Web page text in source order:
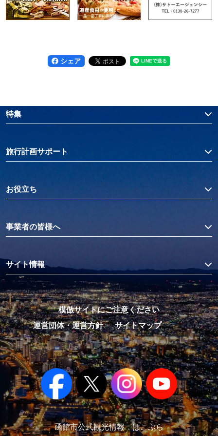
シェア
特集
旅行計画サポート
お役立ち
事業者の皆様へ
サイト情報
模倣サイトにご注意ください
運営団体・運営方針
サイトマップ
函館市公式観光情報 はこぶら